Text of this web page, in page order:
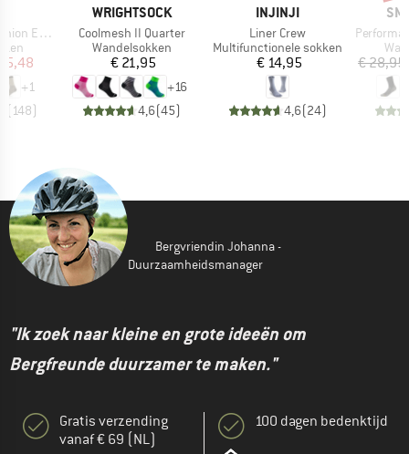
Socks
prijs
+1
( 148)
MERK
WRIGHTSOCK
Artikel
Coolmesh II Quarter
Productgroep
Wandelsokken
Prijs
€ 21,95
+16
4,6(45)
MERK
INJINJI
Artikel
Liner Crew
Productgroep
Multifunctionele sokken
Prijs
€ 14,95
4,6(24)
Artikel
Performance
€ 28,95
Bergvriendin Johanna -
Duurzaamheidsmanager
"Ik zoek naar kleine en grote ideeën om
Bergfreunde duurzamer te maken."
Gratis verzending
vanaf € 69 (NL)
100 dagen bedenktijd